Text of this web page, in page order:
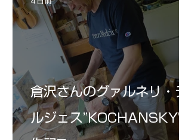
倉沢さんのグァルネリ・デ
ルジェス”KOCHANSKY"制